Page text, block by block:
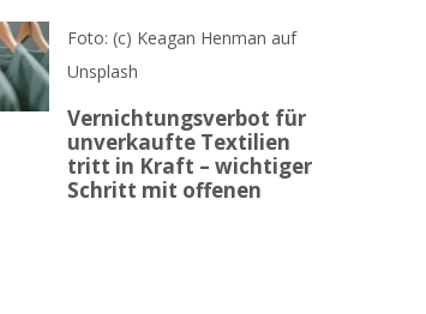
Foto: (c) Keagan Henman auf
Unsplash
Vernichtungsverbot für
unverkaufte Textilien
tritt in Kraft – wichtiger
Schritt mit offenen